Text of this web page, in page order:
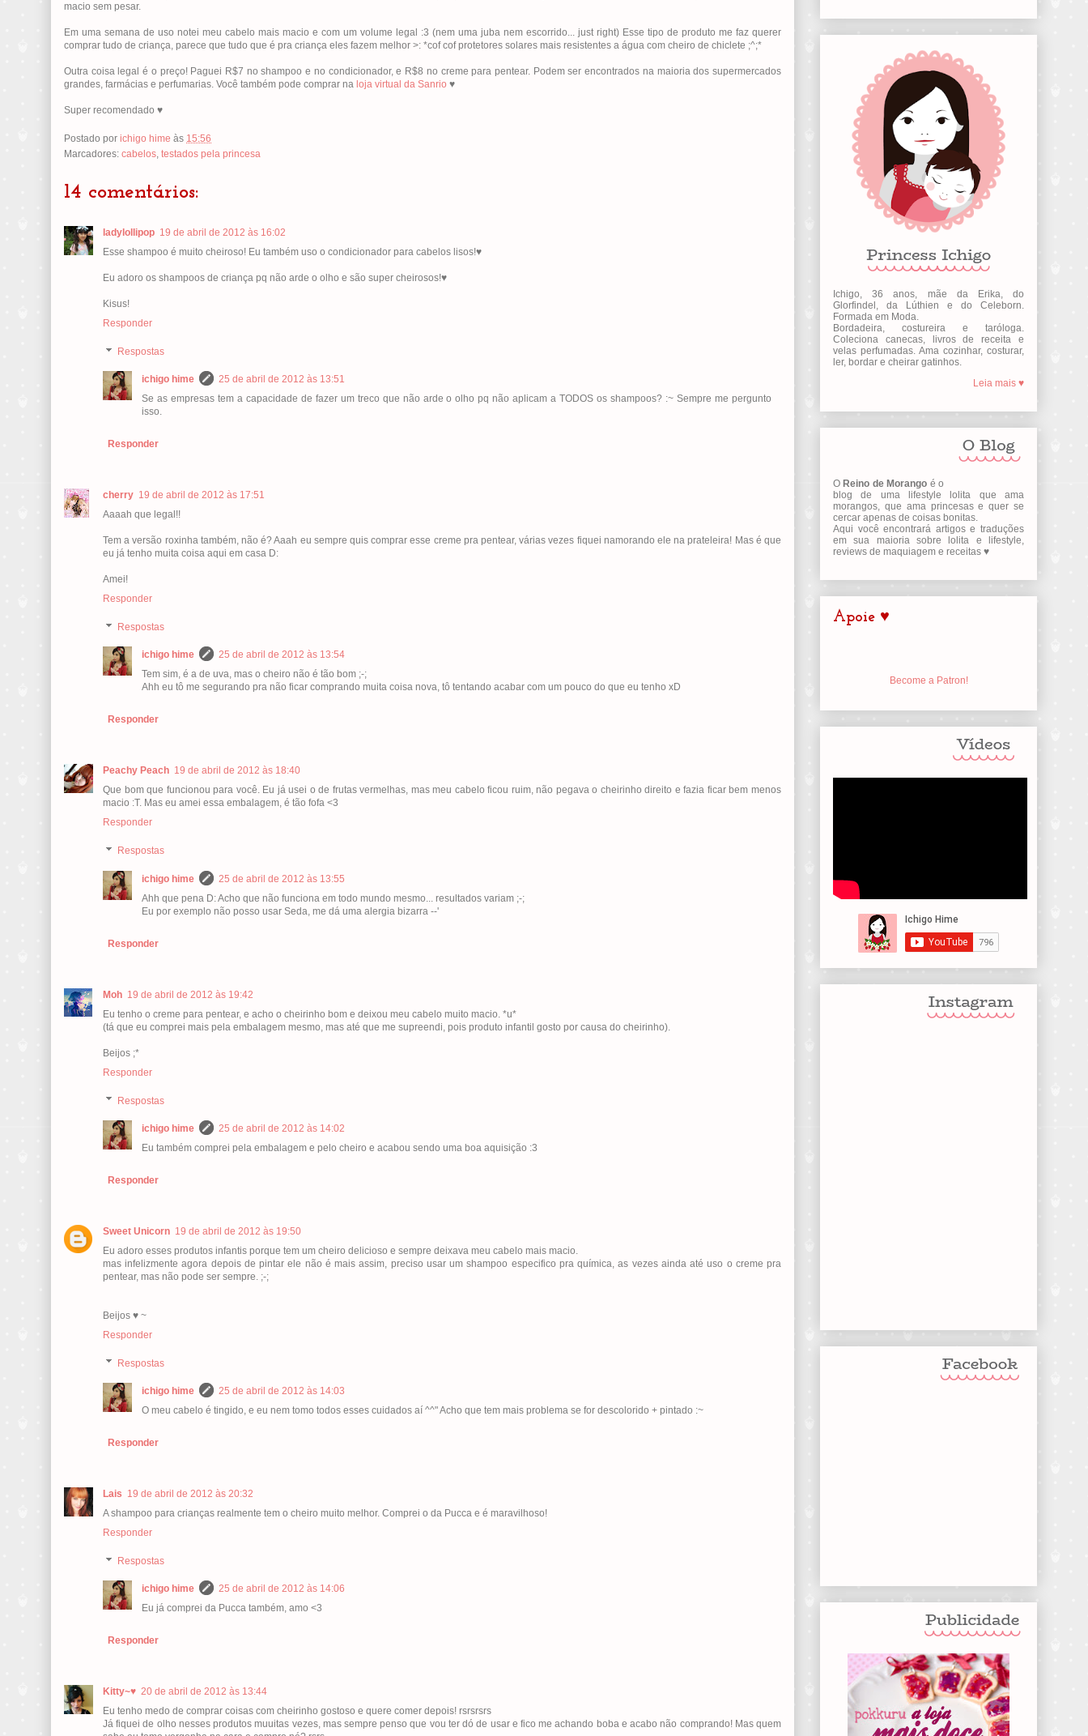
macio sem pesar.
Em uma semana de uso notei meu cabelo mais macio e com um volume legal :3 (nem uma juba nem escorrido... just right) Esse tipo de produto me faz querer
comprar tudo de criança, parece que tudo que é pra criança eles fazem melhor >: *cof cof protetores solares mais resistentes a água com cheiro de chiclete ;^;*
Outra coisa legal é o preço! Paguei R$7 no shampoo e no condicionador, e R$8 no creme para pentear. Podem ser encontrados na maioria dos supermercados
grandes, farmácias e perfumarias. Você também pode comprar na loja virtual da Sanrio ♥
Super recomendado ♥
Postado por ichigo hime às 15:56
Marcadores: cabelos, testados pela princesa
14 comentários:
ladylollipop 19 de abril de 2012 às 16:02
Esse shampoo é muito cheiroso! Eu também uso o condicionador para cabelos lisos!♥
Eu adoro os shampoos de criança pq não arde o olho e são super cheirosos!♥
Kisus!
Responder
Respostas
ichigo hime
25 de abril de 2012 às 13:51
Se as empresas tem a capacidade de fazer um treco que não arde o olho pq não aplicam a TODOS os shampoos? :~ Sempre me pergunto
isso.
Responder
cherry 19 de abril de 2012 às 17:51
Aaaah que legal!!
Tem a versão roxinha também, não é? Aaah eu sempre quis comprar esse creme pra pentear, várias vezes fiquei namorando ele na prateleira! Mas é que
eu já tenho muita coisa aqui em casa D:
Amei!
Responder
Respostas
ichigo hime
25 de abril de 2012 às 13:54
Tem sim, é a de uva, mas o cheiro não é tão bom ;-;
Ahh eu tô me segurando pra não ficar comprando muita coisa nova, tô tentando acabar com um pouco do que eu tenho xD
Responder
Peachy Peach 19 de abril de 2012 às 18:40
Que bom que funcionou para você. Eu já usei o de frutas vermelhas, mas meu cabelo ficou ruim, não pegava o cheirinho direito e fazia ficar bem menos
macio :T. Mas eu amei essa embalagem, é tão fofa <3
Responder
Respostas
ichigo hime
25 de abril de 2012 às 13:55
Ahh que pena D: Acho que não funciona em todo mundo mesmo... resultados variam ;-;
Eu por exemplo não posso usar Seda, me dá uma alergia bizarra --'
Responder
Moh 19 de abril de 2012 às 19:42
Eu tenho o creme para pentear, e acho o cheirinho bom e deixou meu cabelo muito macio. *u*
(tá que eu comprei mais pela embalagem mesmo, mas até que me supreendi, pois produto infantil gosto por causa do cheirinho).
Beijos ;*
Responder
Respostas
ichigo hime
25 de abril de 2012 às 14:02
Eu também comprei pela embalagem e pelo cheiro e acabou sendo uma boa aquisição :3
Responder
Sweet Unicorn 19 de abril de 2012 às 19:50
Eu adoro esses produtos infantis porque tem um cheiro delicioso e sempre deixava meu cabelo mais macio.
mas infelizmente agora depois de pintar ele não é mais assim, preciso usar um shampoo especifico pra química, as vezes ainda até uso o creme pra
pentear, mas não pode ser sempre. ;-;
Beijos ♥ ~
Responder
Respostas
ichigo hime
25 de abril de 2012 às 14:03
O meu cabelo é tingido, e eu nem tomo todos esses cuidados aí ^^" Acho que tem mais problema se for descolorido + pintado :~
Responder
Lais 19 de abril de 2012 às 20:32
A shampoo para crianças realmente tem o cheiro muito melhor. Comprei o da Pucca e é maravilhoso!
Responder
Respostas
ichigo hime
25 de abril de 2012 às 14:06
Eu já comprei da Pucca também, amo <3
Responder
Kitty~♥ 20 de abril de 2012 às 13:44
Eu tenho medo de comprar coisas com cheirinho gostoso e quere comer depois! rsrsrsrs
Já fiquei de olho nesses produtos muuitas vezes, mas sempre penso que vou ter dó de usar e fico me achando boba e acabo não comprando! Mas quem
Ichigo, 36 anos, mãe da Erika, do
Glorfindel, da Lúthien e do Celeborn.
Formada em Moda.
Bordadeira, costureira e taróloga.
Coleciona canecas, livros de receita e
velas perfumadas. Ama cozinhar, costurar,
ler, bordar e cheirar gatinhos.
Leia mais ♥
O Reino de Morango é o
blog de uma lifestyle lolita que ama
morangos, que ama princesas e quer se
cercar apenas de coisas bonitas.
Aqui você encontrará artigos e traduções
em sua maioria sobre lolita e lifestyle,
reviews de maquiagem e receitas ♥
Apoie ♥
Become a Patron!